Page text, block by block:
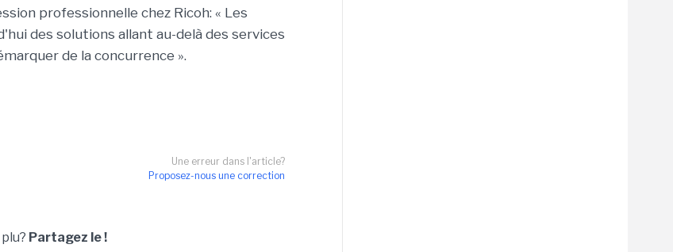
professionnelle chez Ricoh: « Les
des solutions allant au-delà des services
de la concurrence ».
Une erreur dans l'article?
Proposez-nous une correction
Partagez le !